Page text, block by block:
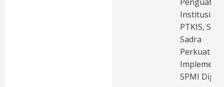
Institusi
PTKIS, STAI
Sadra
Perkuat
SPMI